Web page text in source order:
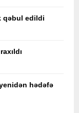
qəbul edildi
hədəfə